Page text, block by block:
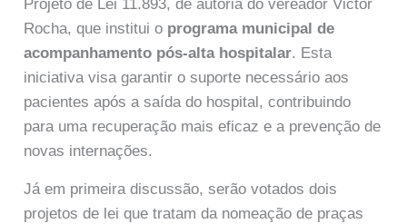
Projeto de Lei 11.893, de autoria do vereador Victor
Rocha, que institui o programa municipal de
acompanhamento pós-alta hospitalar. Esta
iniciativa visa garantir o suporte necessário aos
pacientes após a saída do hospital, contribuindo
para uma recuperação mais eficaz e a prevenção de
novas internações.
Já em primeira discussão, serão votados dois
projetos de lei que tratam da nomeação de praças